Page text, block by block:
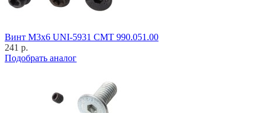
Винт M3x6 UNI-5931 CMT 990.051.00
241 р.
Подобрать аналог